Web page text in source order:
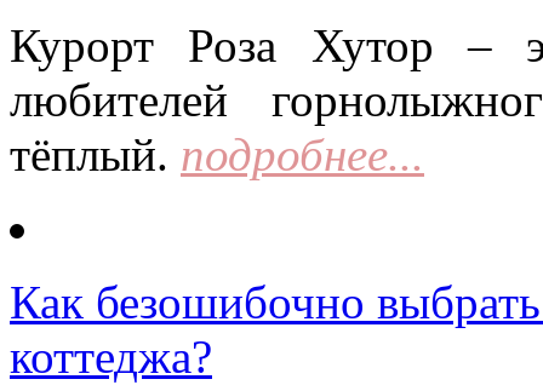
Курорт Роза Хутор –
любителей
тёплый. подробнее...
Как безошибочно
коттеджа?